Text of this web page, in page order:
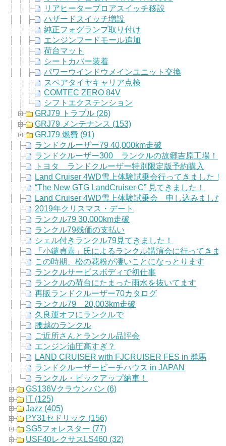
リアヒーターブロアスイッチ移設
ハザードスイッチ増設
純正フォグランプ取り付け
エンジンフードモール追加
荷台マット
シートカバー装着
パワーウインドウメインユニット交換
スペアタイヤキャリア点検
COMTEC ZERO 84V
シフトエクステンション
GRJ79 トラブル (26)
GRJ79 メンテナンス (153)
GRJ79 燃費 (91)
ランドクルーザー79 40,000km走破
ランドクルーザー300 ランクルの故郷吉原工場！
トヨタ ランドクルーザー特別限定版予約購入
Land Cruiser 4WD雪上体験試乗会行ってきました！
“The New GTG LandCruiser C” 見てきました！
Land Cruiser 4WD雪上体験試乗会 申し込みました
2019年クリスマス・デート
ランクル79 30,000km走破
ランクル79残価の支払い
シェル付きランクル79見てきました！
「小鑓貞嘉」氏によるランクル講演会に行ってきま
この時期、松の花粉が凄いことになっとります
ランクルサービスボディで初仕事
ランクルの荷台にたまった雨水を抜いてます
再販ランドクルーザー70カタログ
ランクル79 20,003km走破
久良運オフにランクルで
腰越のランクル
ご近所さんとランクル品評会
エンジン油圧高すぎ？
LAND CRUISER with FJCRUISER FES in 群馬
ランドクルーザービーチハウス in JAPAN
ランクル・ピックアップ納車！
GS136Vクラウンバン (6)
IT (125)
Jazz (405)
PY31セドリック (156)
SG5フォレスター (77)
USF40レクサスLS460 (32)